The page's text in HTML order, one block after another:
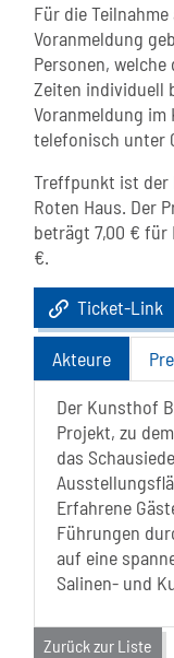
Für die
Voranmeldung
Personen,
Zeiten individuell
Voranmeldung im
telefonisch unter
Treffpunkt ist der
Roten Haus. Der
beträgt 7,00 € für
€.
Ticket-Link
Akteure
Der Kunsthof
Projekt, zu
das
Erfahrene
Führungen
auf eine
Salinen- und
Zurück zur Liste